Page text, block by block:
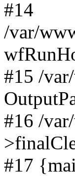
#14
/var/
#15 /
#16 /
#17